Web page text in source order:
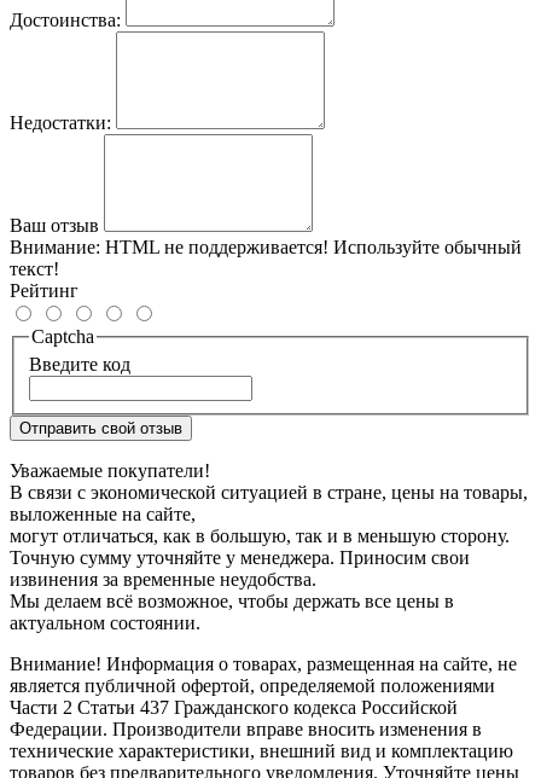
Достоинства:
Недостатки:
Ваш отзыв
Внимание: HTML не поддерживается! Используйте обычный
текст!
Рейтинг
Captcha
Введите код
Отправить свой отзыв
Уважаемые покупатели!
В связи с экономической ситуацией в стране, цены на товары,
выложенные на сайте,
могут отличаться, как в большую, так и в меньшую сторону.
Точную сумму уточняйте у менеджера. Приносим свои
извинения за временные неудобства.
Мы делаем всё возможное, чтобы держать все цены в
актуальном состоянии.
Внимание! Информация о товарах, размещенная на сайте, не
является публичной офертой, определяемой положениями
Части 2 Статьи 437 Гражданского кодекса Российской
Федерации. Производители вправе вносить изменения в
технические характеристики, внешний вид и комплектацию
товаров без предварительного уведомления. Уточняйте цены